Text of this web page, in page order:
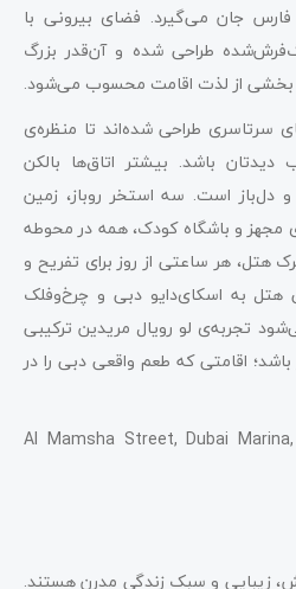
جان می‌گیرد. فضای بیرونی با
طراحی شده و آن‌قدر بزرگ
از لذت اقامت محسوب می‌شود.
سرتاسری طراحی شده‌اند تا منظره‌ی
باشد. بیشتر اتاق‌ها بالکن
دل‌باز است. سه استخر روباز، زمین
مجهز و باشگاه کودک، همه در محوطه
هتل، هر ساعتی از روز برای تفریح و
هتل به اسکای‌دایو دبی و چرخ‌وفلک
تجربه‌ی لو رویال مریدین ترکیبی
اقامتی که طعم واقعی دبی را در
Al Mamsha Street, Dubai
زیبایی و سبک زندگی مدرن هستند.